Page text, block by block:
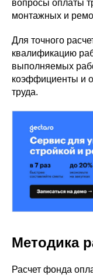
вопросы оплаты
монтажных и
Для точного
квалификацию
выполняемых
коэффициенты и
труда.
Методика
Расчет фонда